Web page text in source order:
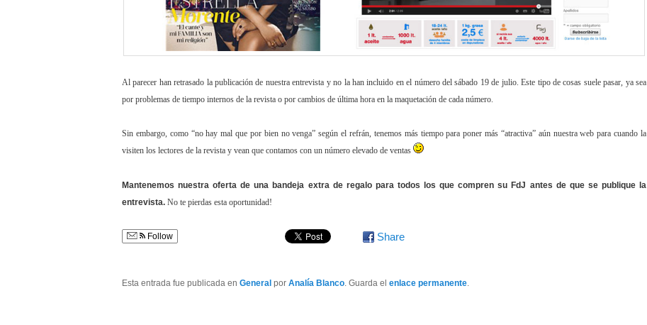
Al parecer han retrasado la publicación de nuestra entrevista y no la han incluido en el número del sábado 19 de julio. Este tipo de cosas suele pasar, ya sea
por problemas de tiempo internos de la revista o por cambios de última hora en la maquetación de cada número.
Sin embargo, como “no hay mal que por bien no venga” según el refrán, tenemos más tiempo para poner más “atractiva” aún nuestra web para cuando la
visiten los lectores de la revista y vean que contamos con un número elevado de ventas
Mantenemos nuestra oferta de una bandeja extra de regalo para todos los que compren su FdJ antes de que se publique la
entrevista. No te pierdas esta oportunidad!
Follow Share
Esta entrada fue publicada en General por Analía Blanco. Guarda el enlace permanente.